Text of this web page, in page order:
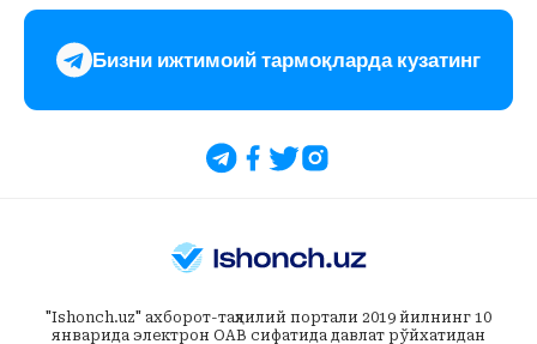
Бизни ижтимоий тармоқларда кузатинг
"Ishonch.uz" ахборот-таҳлилий портали 2019 йилнинг 10
январида электрон ОАВ сифатида давлат рўйхатидан